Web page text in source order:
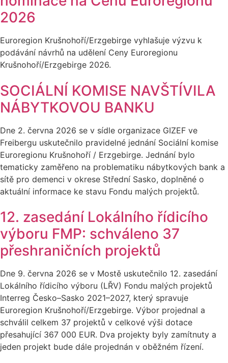
2026
Euroregion Krušnohoří/Erzgebirge vyhlašuje výzvu k
podávání návrhů na udělení Ceny Euroregionu
Krušnohoří/Erzgebirge 2026.
SOCIÁLNÍ KOMISE NAVŠTÍVILA
NÁBYTKOVOU BANKU
Dne 2. června 2026 se v sídle organizace GIZEF ve
Freibergu uskutečnilo pravidelné jednání Sociální komise
Euroregionu Krušnohoří / Erzgebirge. Jednání bylo
tematicky zaměřeno na problematiku nábytkových bank a
sítě pro demenci v okrese Střední Sasko, doplněné o
aktuální informace ke stavu Fondu malých projektů.
12. zasedání Lokálního řídicího
výboru FMP: schváleno 37
přeshraničních projektů
Dne 9. června 2026 se v Mostě uskutečnilo 12. zasedání
Lokálního řídicího výboru (LŘV) Fondu malých projektů
Interreg Česko–Sasko 2021–2027, který spravuje
Euroregion Krušnohoří/Erzgebirge. Výbor projednal a
schválil celkem 37 projektů v celkové výši dotace
přesahující 367 000 EUR. Dva projekty byly zamítnuty a
jeden projekt bude dále projednán v oběžném řízení.